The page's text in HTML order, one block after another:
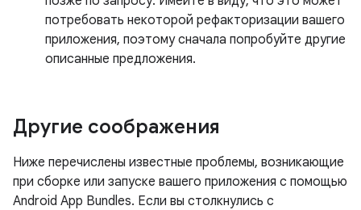
потребовать некоторой рефакторизации вашего
приложения, поэтому сначала попробуйте другие
описанные предложения.
Другие соображения
Ниже перечислены известные проблемы, возникающие
при сборке или запуске вашего приложения с помощью
Android App Bundles. Если вы столкнулись с